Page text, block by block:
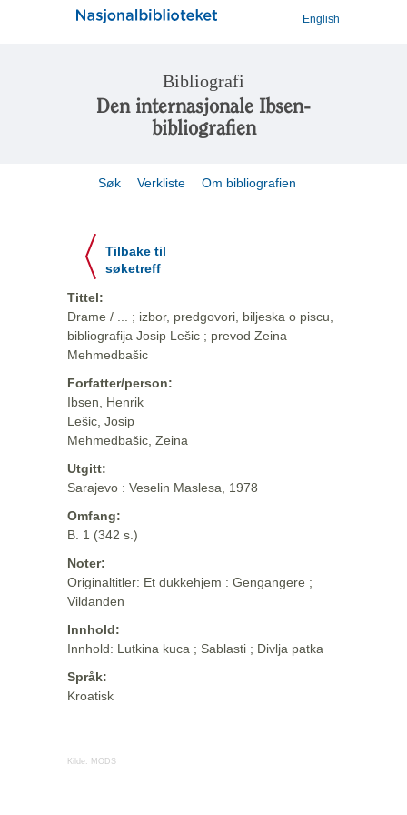
English
Bibliografi
Den internasjonale Ibsen-
bibliografien
Søk Verkliste Om bibliografien
Tilbake til
søketreff
Tittel:
Drame / ... ; izbor, predgovori, biljeska o piscu,
bibliografija Josip Lešic ; prevod Zeina
Mehmedbašic
Forfatter/person:
Ibsen, Henrik
Lešic, Josip
Mehmedbašic, Zeina
Utgitt:
Sarajevo : Veselin Maslesa, 1978
Omfang:
B. 1 (342 s.)
Noter:
Originaltitler: Et dukkehjem : Gengangere ;
Vildanden
Innhold:
Innhold: Lutkina kuca ; Sablasti ; Divlja patka
Språk:
Kroatisk
Kilde: MODS